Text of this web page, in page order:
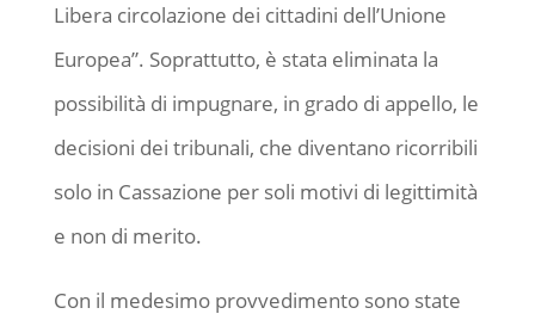
Libera circolazione dei cittadini dell’Unione
Europea”. Soprattutto, è stata eliminata la
possibilità di impugnare, in grado di appello, le
decisioni dei tribunali, che diventano ricorribili
solo in Cassazione per soli motivi di legittimità
e non di merito.
Con il medesimo provvedimento sono state